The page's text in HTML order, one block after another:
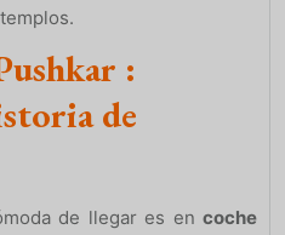
:
de
de llegar es en coche